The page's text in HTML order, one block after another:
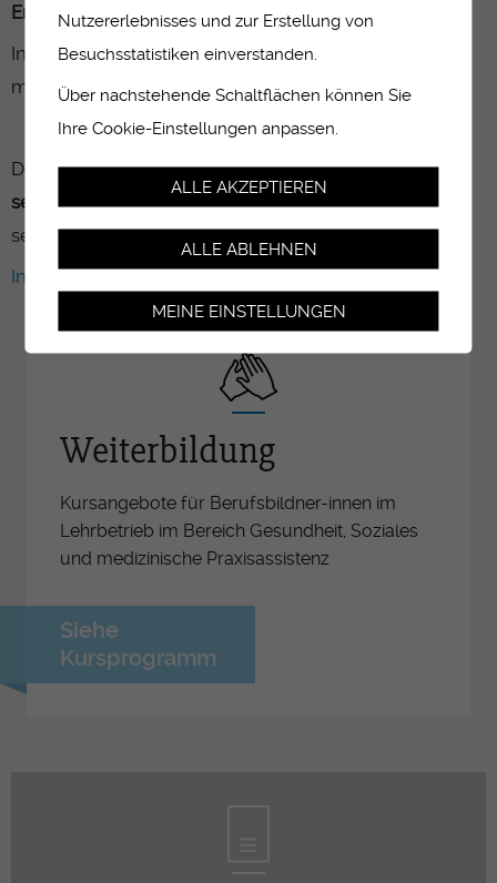
Entrée libre - Ouvert à toutes/tous
Inscription souhaitée pour raisons d'organisation au
moyen du formulaire en ligne ci-après :
FORMULAIRE D'INSCRIPTION
Délai d'inscription : de préférence jusqu'au30
septembre 2025- toutefois les inscriptions tardives
seront aussi prises en compte !
Informations sur toutes les voies de formation.
Weiterbildung
Kursangebote für Berufsbildner-innen im
Lehrbetrieb im Bereich Gesundheit, Soziales
und medizinische Praxisassistenz
Siehe
Kursprogramm
Nutzererlebnisses und zur Erstellung von
Besuchsstatistiken einverstanden.
Über nachstehende Schaltflächen können Sie
Ihre Cookie-Einstellungen anpassen.
ALLE AKZEPTIEREN
ALLE ABLEHNEN
MEINE EINSTELLUNGEN